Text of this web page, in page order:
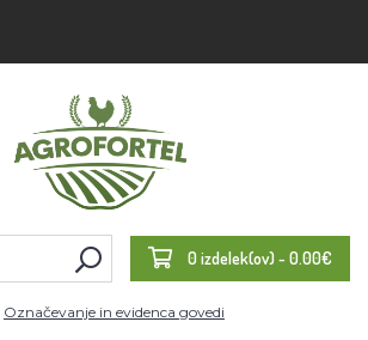
0 izdelek(ov) - 0.00€
Označevanje in evidenca govedi